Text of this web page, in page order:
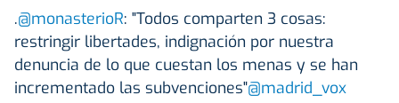
.@monasterioR: "Todos comparten 3 cosas:
restringir libertades, indignación por nuestra
denuncia de lo que cuestan los menas y se han
incrementado las subvenciones"@madrid_vox